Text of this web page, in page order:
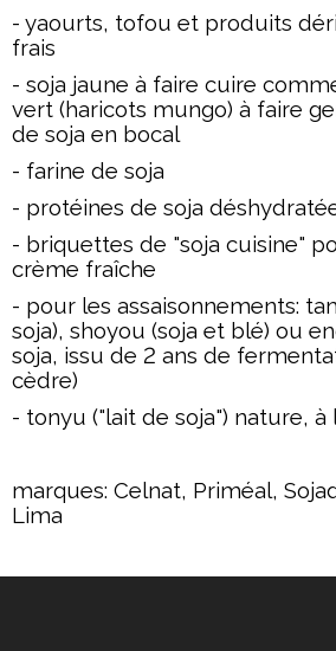
- yaourts, tofou et produits
frais
- soja jaune à faire cuire
vert (haricots mungo) à faire
de soja en bocal
- farine de soja
- protéines de soja
- briquettes de "soja cuisine"
crème fraîche
- pour les assaisonnements:
soja), shoyou (soja et blé) ou
soja, issu de 2 ans de
cèdre)
- tonyu ("lait de soja") nature, à
marques: Celnat, Priméal,
Lima